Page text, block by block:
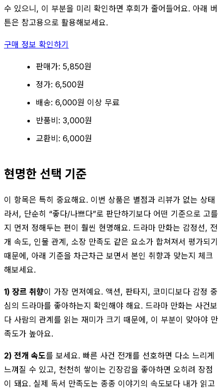
수 있으니, 이 부분을 미리 확인하면 후회가 줄어들어요. 아래 버
튼은 참고용으로 활용해보세요.
구매 정보 확인하기
판매가: 5,850원
정가: 6,500원
배송: 6,000원 이상 무료
반품비: 3,000원
교환비: 6,000원
현명한 선택 기준
이 항목은 특히 중요해요. 이번 상품은 별점과 리뷰가 없는 상태
라서, 단순히 “좋다/나쁘다”로 판단하기보다 어떤 기준으로 고를
지 먼저 정해두는 편이 훨씬 현명해요. 드라마 만화는 감정선, 전
개 속도, 인물 관계, 소장 만족도 같은 요소가 합쳐져서 평가되기
때문에, 아래 기준을 차근차근 보면서 본인 취향과 맞는지 체크
해보세요.
1) 장르 취향이 가장 먼저예요. 액션, 판타지, 코미디보다 감정 중
심의 드라마를 좋아하는지 확인해야 해요. 드라마 만화는 사건보
다 사람의 관계를 읽는 재미가 크기 때문에, 이 부분이 맞아야 만
족도가 높아요.
2) 전개 속도를 보세요. 빠른 사건 전개를 선호하면 다소 느리게
느껴질 수 있고, 천천히 쌓이는 긴장감을 좋아하면 오히려 장점
이 돼요. 실제 독서 만족도는 종종 이야기의 속도보다 내가 읽고